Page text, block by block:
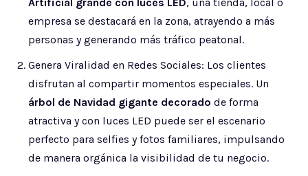
empresa se destacará en la zona, atrayendo a más
personas y generando más tráfico peatonal.
Genera Viralidad en Redes Sociales: Los clientes
disfrutan al compartir momentos especiales. Un
árbol de Navidad gigante decorado de forma
atractiva y con luces LED puede ser el escenario
perfecto para selfies y fotos familiares, impulsando
de manera orgánica la visibilidad de tu negocio.